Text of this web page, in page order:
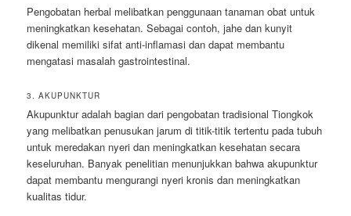
Pengobatan herbal melibatkan penggunaan tanaman obat untuk
meningkatkan kesehatan. Sebagai contoh, jahe dan kunyit
dikenal memiliki sifat anti-inflamasi dan dapat membantu
mengatasi masalah gastrointestinal.
3. AKUPUNKTUR
Akupunktur adalah bagian dari pengobatan tradisional Tiongkok
yang melibatkan penusukan jarum di titik-titik tertentu pada tubuh
untuk meredakan nyeri dan meningkatkan kesehatan secara
keseluruhan. Banyak penelitian menunjukkan bahwa akupunktur
dapat membantu mengurangi nyeri kronis dan meningkatkan
kualitas tidur.